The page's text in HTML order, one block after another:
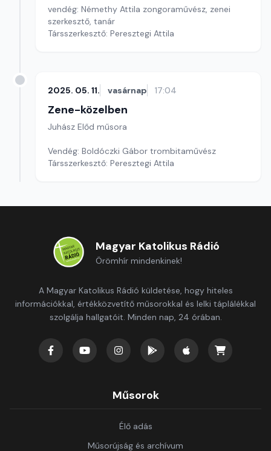
vendég: Némethy Attila zongoraművész, zenei
szerkesztő, tanár
Társszerkesztő: Peresztegi Attila
2025. 05. 11. vasárnap 17:04
Zene-közelben
Juhász Előd műsora
Vendég: Boldóczki Gábor trombitaművész
Társszerkesztő: Peresztegi Attila
Magyar Katolikus Rádió
Örömhír mindenkinek!
A Magyar Katolikus Rádió küldetése, hogy hiteles
információkkal, értékközvetítő műsorokkal és lelki táplálékkal
szolgálja hallgatóit. Minden nap, 24 órában.
Műsorok
Élő adás
Műsorújság és archívum